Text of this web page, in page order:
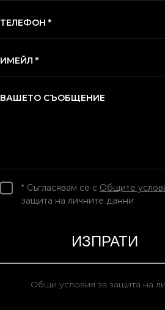
ТЕЛЕФОН *
ИМЕЙЛ *
ВАШЕТО СЪОБЩЕНИЕ
* Съгласявам се с Общите
защита на личните данни
Общи условия за защита на